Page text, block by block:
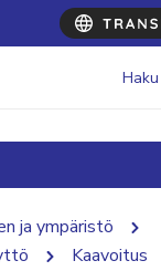
Haku
ja ympäristö
Kaavoitus